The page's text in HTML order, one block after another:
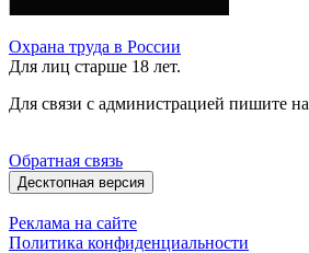
Охрана труда в России
Для лиц старше 18 лет.
Для связи с администрацией пишите на
Обратная связь
Десктопная версия
Реклама на сайте
Политика конфиденциальности